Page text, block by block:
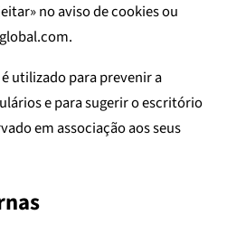
no aviso de cookies ou
utilizado para prevenir a
e para sugerir o escritório
em associação aos seus